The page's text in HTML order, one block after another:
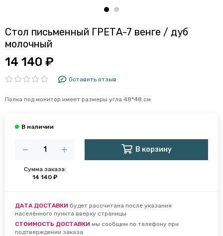
Стол письменный ГРЕТА-7 венге / дуб
молочный
14 140 ₽
Оставить отзыв
Полка под монитор имеет размеры угла 48*48 см
Сумма заказа:
14 140 ₽
В корзину
ДАТА ДОСТАВКИ будет рассчитана после указания
населённого пункта вверху страницы
СТОИМОСТЬ ДОСТАВКИ мы сообщим по телефону при
подтверждении заказа